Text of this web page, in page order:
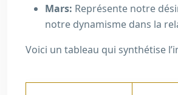
Mars: Représente notre
notre dynamisme dans la
Voici un tableau qui synthétise